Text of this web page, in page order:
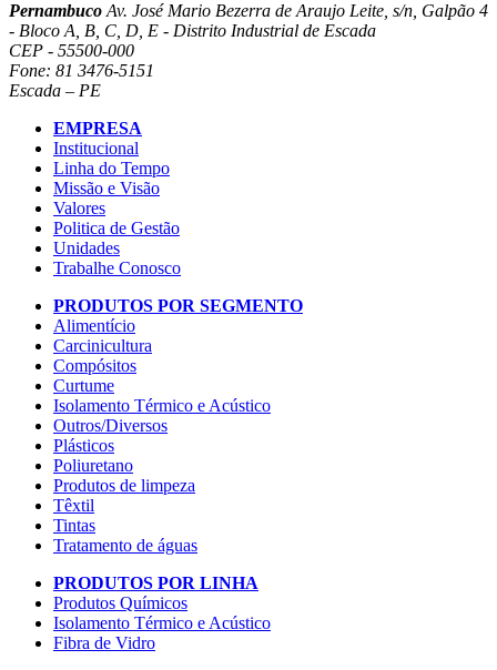
Pernambuco Av. José Mario Bezerra de Araujo Leite, s/n, Galpão 4
- Bloco A, B, C, D, E - Distrito Industrial de Escada
CEP - 55500-000
Fone: 81 3476-5151
Escada – PE
EMPRESA
Institucional
Linha do Tempo
Missão e Visão
Valores
Politica de Gestão
Unidades
Trabalhe Conosco
PRODUTOS POR SEGMENTO
Alimentício
Carcinicultura
Compósitos
Curtume
Isolamento Térmico e Acústico
Outros/Diversos
Plásticos
Poliuretano
Produtos de limpeza
Têxtil
Tintas
Tratamento de águas
PRODUTOS POR LINHA
Produtos Químicos
Isolamento Térmico e Acústico
Fibra de Vidro